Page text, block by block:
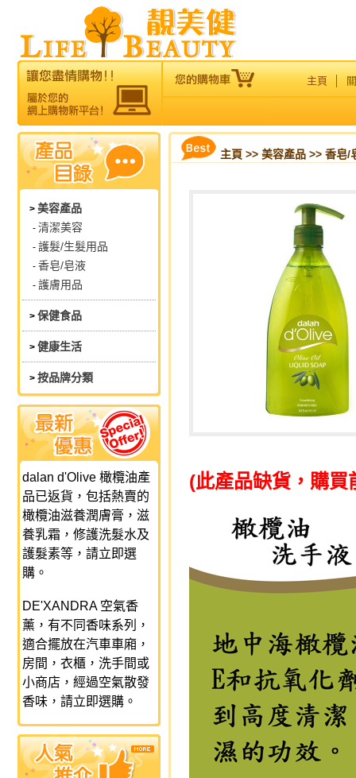
主頁│
> 美容產品
- 清潔美容
- 護髮/生髮用品
- 香皂/皂液
- 護膚用品
> 保健食品
> 健康生活
> 按品牌分類
dalan d'Olive 橄欖油產
品已返貨，包括熱賣的
橄欖油滋養潤膚膏，滋
養乳霜，修護洗髮水及
護髮素等，請立即選
購。
DE'XANDRA 空氣香
薰，有不同香味系列，
適合擺放在汽車車廂，
房間，衣櫃，洗手間或
小商店，經過空氣散發
香味，請立即選購。
主頁 >> 美容產品 >> 香皂/
(此產品缺貨，購